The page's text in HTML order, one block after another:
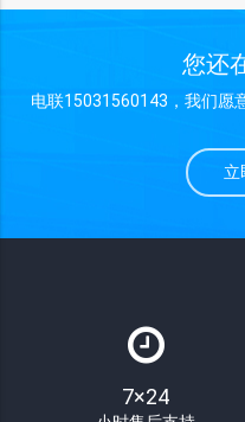
您还
电联15031560143，我们愿
立
7×24